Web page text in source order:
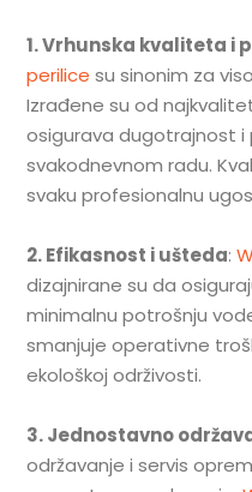
1. Vrhunska kvaliteta i
perilice su sinonim za
Izrađene su od
osigurava dugotrajnost i
svakodnevnom radu.
svaku profesionalnu
2. Efikasnost i ušteda:
dizajnirane su da
minimalnu potrošnju
smanjuje operativne
ekološkoj održivosti.
3. Jednostavno
održavanje i servis